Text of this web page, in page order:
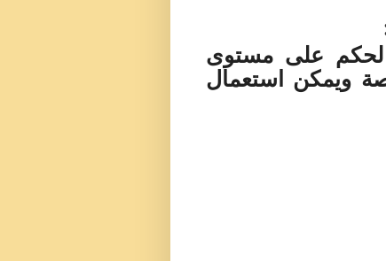
على مستوى
ويمكن استعمال